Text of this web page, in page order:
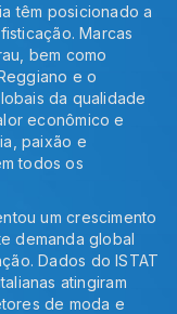
têm posicionado a
Marcas
bem como
e o
da qualidade
econômico e
paixão e
todos os
um crescimento
demanda global
Dados do ISTAT
atingiram
de moda e